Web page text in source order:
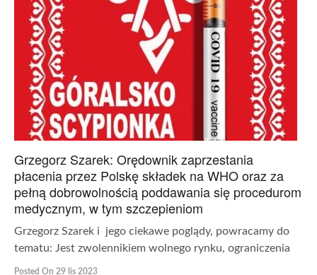
Grzegorz Szarek: Orędownik zaprzestania
płacenia przez Polskę składek na WHO oraz za
pełną dobrowolnością poddawania się procedurom
medycznym, w tym szczepieniom
Grzegorz Szarek i jego ciekawe poglądy, powracamy do
tematu: Jest zwolennikiem wolnego rynku, ograniczenia
Posted On 29 lis 2023